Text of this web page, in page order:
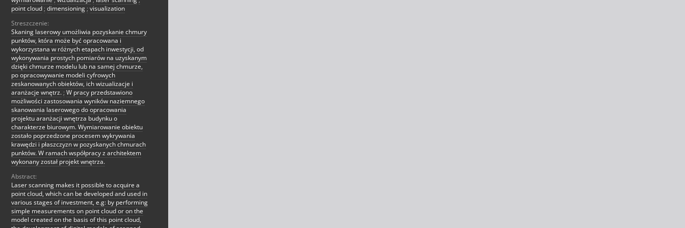
point cloud ; dimensioning ; visualization
Streszczenie:
Skaning laserowy umożliwia pozyskanie chmury
punktów, która może być opracowana i
wykorzystana w różnych etapach inwestycji, od
wykonywania prostych pomiarów na uzyskanym
dzięki chmurze modelu lub na samej chmurze,
po opracowywanie modeli cyfrowych
zeskanowanych obiektów, ich wizualizacje i
aranżacje wnętrz. ; W pracy przedstawiono
możliwości zastosowania wyników naziemnego
skanowania laserowego do opracowania
projektu aranżacji wnętrza budynku o
charakterze biurowym. Wymiarowanie obiektu
zostało poprzedzone procesem wykrywania
krawędzi i płaszczyzn w pozyskanych chmurach
punktów. W ramach współpracy z architektem
wykonany został projekt wnętrza.
Abstract:
Laser scanning makes it possible to acquire a
point cloud, which can be developed and used in
various stages of investment, e.g: by performing
simple measurements on point cloud or on the
model created on the basis of this point cloud,